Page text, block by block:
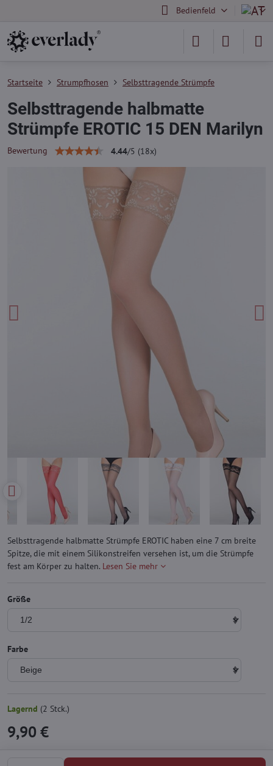
Bedienfeld
Startseite Strumpfhosen Selbsttragende Strümpfe
Selbsttragende halbmatte
Strümpfe EROTIC 15 DEN Marilyn
Bewertung 4.44/5 (18x)
Selbsttragende halbmatte Strümpfe EROTIC haben eine 7 cm breite
Spitze, die mit einem Silikonstreifen versehen ist, um die Strümpfe
fest am Körper zu halten. Lesen Sie mehr
Größe
Farbe
Lagernd (2 Stck.)
9,90 €